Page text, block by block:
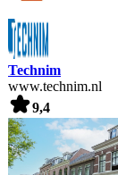
Technim
www.technim.nl
9,4